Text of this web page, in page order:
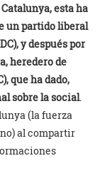
Catalunya, esta ha
un partido liberal
y después por
heredero de
que ha dado,
sobre la social.
(la fuerza
al compartir